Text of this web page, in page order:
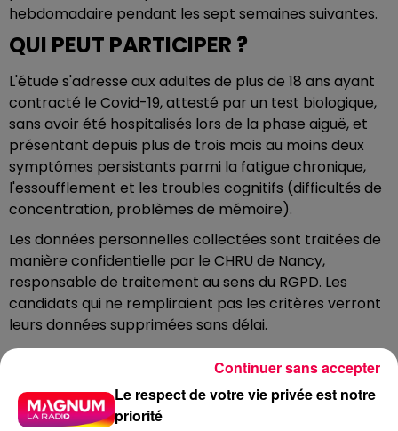
hebdomadaire pendant les sept semaines suivantes.
QUI PEUT PARTICIPER ?
L'étude s'adresse aux adultes de plus de 18 ans ayant
contracté le Covid-19, attesté par un test biologique,
sans avoir été hospitalisés lors de la phase aiguë, et
présentant depuis plus de trois mois au moins deux
symptômes persistants parmi la fatigue chronique,
l'essoufflement et les troubles cognitifs (difficultés de
concentration, problèmes de mémoire).
Les données personnelles collectées sont traitées de
manière confidentielle par le CHRU de Nancy,
responsable de traitement au sens du RGPD. Les
candidats qui ne rempliraient pas les critères verront
leurs données supprimées sans délai.
Pour participer, remplissez le formulaire en ligne :
https://cicec.limequery.net/713378?lang=fr
Pour toute question sur la protection de vos données :
Le respect de votre vie privée est notre
priorité
Continuer sans accepter